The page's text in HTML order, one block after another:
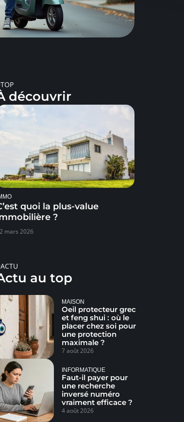
découvrir
quoi la plus-value
?
mars 2026
au top
MAISON
Oeil protecteur grec
et feng shui : où le
placer chez soi pour
une protection
maximale ?
7 août 2026
INFORMATIQUE
Faut-il payer pour
une recherche
inversé numéro
vraiment efficace ?
4 août 2026